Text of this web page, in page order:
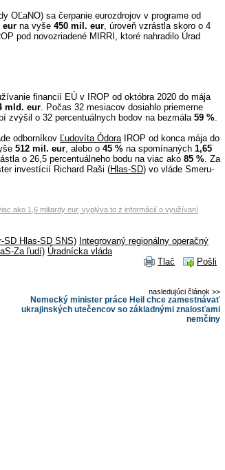
OĽaNO) sa čerpanie eurozdrojov v programe od
eur na vyše 450 mil. eur, úroveň vzrástla skoro o 4
pod novozriadené MIRRI, ktoré nahradilo Úrad
financií EÚ v IROP od októbra 2020 do mája
mld. eur. Počas 32 mesiacov dosiahlo priemerne
zvýšil o 32 percentuálnych bodov na bezmála 59 %.
odborníkov Ľudovíta ÓdoraIROP od konca mája do
512 mil. eur, alebo o 45 % na spomínaných 1,65
o 26,5 percentuálneho bodu na viac ako 85 %. Za
investícií Richard Raši (Hlas-SD) vo vláde Smeru-
ako 1,6 miliardy eur, vyplýva to z informácií o využívaní
SD Hlas-SD SNS) Integrovaný regionálny operačný
Za ľudí) Úradnícka vláda
Tlač
Pošli
nasledujúci článok >>
Nemecký minister práce Heil chce zamestnávať
ukrajinských utečencov so základnými znalosťami
nemčiny